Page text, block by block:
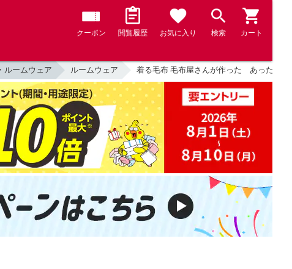
クーポン 閲覧履歴 お気に入り 検索 カート
ルームウェア ルームウェア 着る毛布 毛布屋さんが作った あったかル